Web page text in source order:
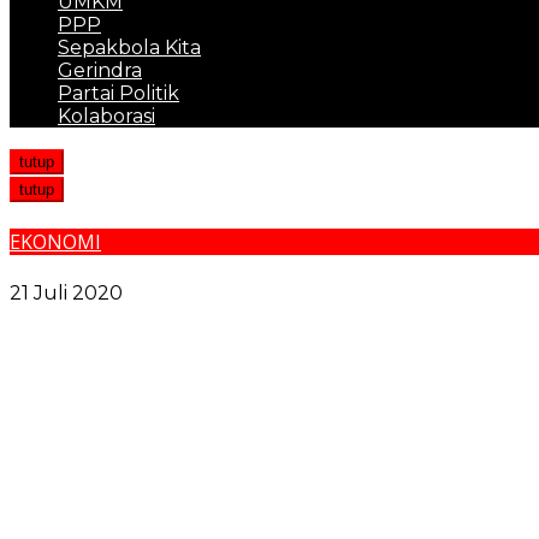
PPP
Sepakbola Kita
Gerindra
Partai Politik
Kolaborasi
tutup
tutup
EKONOMI
21 Juli 2020